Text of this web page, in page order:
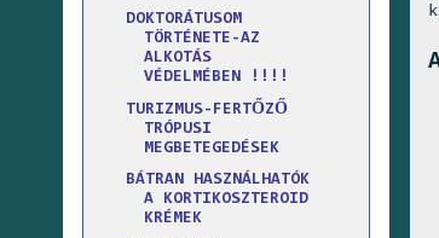
DOKTORÁTUSOM
TÖRTÉNETE-AZ
ALKOTÁS
VÉDELMÉBEN !!!!
TURIZMUS-FERTŐZŐ
TRÓPUSI
MEGBETEGEDÉSEK
BÁTRAN HASZNÁLHATÓK
A KORTIKOSZTEROID
KRÉMEK